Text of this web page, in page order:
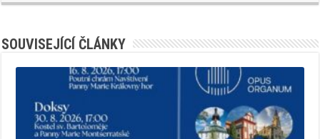
SOUVISEJÍCÍ ČLÁNKY